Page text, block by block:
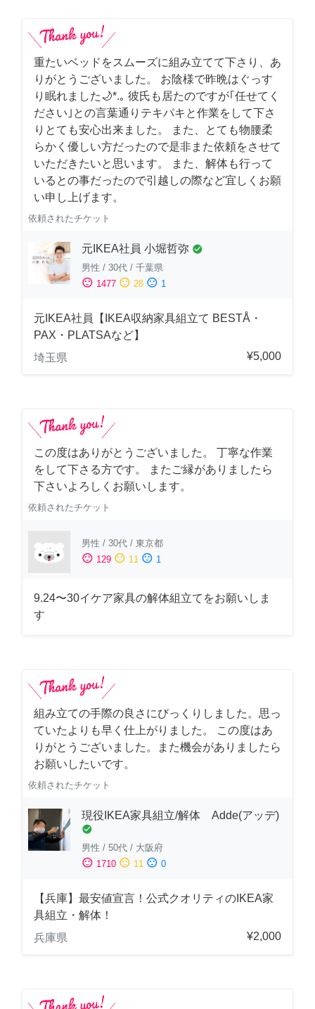
重たいベッドをスムーズに組み立てて下さり、あ
りがとうございました。 お陰様で昨晩はぐっす
り眠れました🌙*.｡ 彼氏も居たのですが｢任せてく
ださい｣との言葉通りテキパキと作業をして下さ
りとても安心出来ました。 また、とても物腰柔
らかく優しい方だったので是非また依頼をさせて
いただきたいと思います。 また、解体も行って
いるとの事だったので引越しの際など宜しくお願
い申し上げます。
依頼されたチケット
元IKEA社員 小堀哲弥 check_circle
男性 / 30代 / 千葉県
sentiment_satisfied 1477 sentiment_neutral 28 sentiment_dissatisfied 1
元IKEA社員【IKEA収納家具組立て BESTÅ・
PAX・PLATSAなど】
埼玉県
¥5,000
この度はありがとうございました。 丁寧な作業
をして下さる方です。 またご縁がありましたら
下さいよろしくお願いします。
依頼されたチケット
男性 / 30代 / 東京都
sentiment_satisfied 129 sentiment_neutral 11 sentiment_dissatisfied 1
9.24〜30イケア家具の解体組立てをお願いしま
す
組み立ての手際の良さにびっくりしました。思っ
ていたよりも早く仕上がりました。 この度はあ
りがとうございました。また機会がありましたら
お願いしたいです。
依頼されたチケット
現役IKEA家具組立/解体 Adde(アッデ)
check_circle
男性 / 50代 / 大阪府
sentiment_satisfied 1710 sentiment_neutral 11 sentiment_dissatisfied 0
【兵庫】最安値宣言！公式クオリティのIKEA家
具組立・解体！
兵庫県
¥2,000